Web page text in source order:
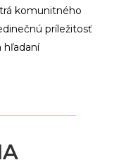
komunitného
príležitosť
hľadaní